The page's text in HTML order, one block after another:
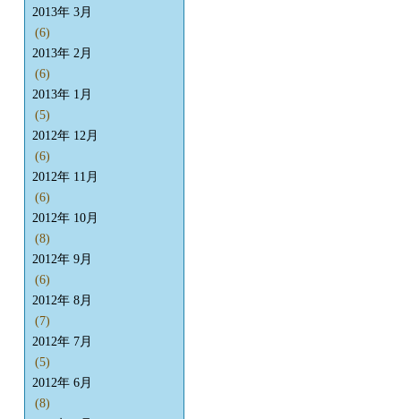
2013年 3月
(6)
2013年 2月
(6)
2013年 1月
(5)
2012年 12月
(6)
2012年 11月
(6)
2012年 10月
(8)
2012年 9月
(6)
2012年 8月
(7)
2012年 7月
(5)
2012年 6月
(8)